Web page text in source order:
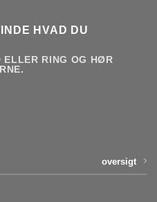
HVAD DU
ELLER RING OG HØR
oversigt